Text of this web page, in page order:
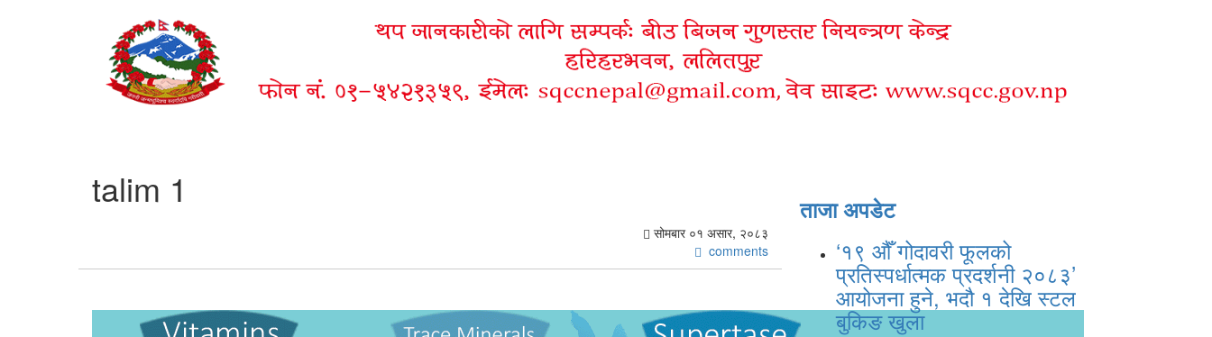
talim 1
सोमबार ०१ असार, २०८३
comments
ताजा अपडेट
‘१९ औँ गोदावरी फूलको
प्रतिस्पर्धात्मक प्रदर्शनी २०८३’
आयोजना हुने, भदौ १ देखि स्टल
बुकिङ खुला